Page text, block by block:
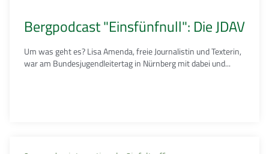
Bergpodcast "Einsfünfnull": Die JDAV
Um was geht es? Lisa Amenda, freie Journalistin und Texterin,
war am Bundesjugendleitertag in Nürnberg mit dabei und...